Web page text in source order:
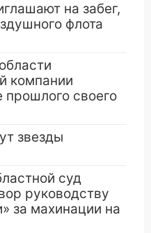
на забег,
флота
компании
прошлого своего
звезды
суд
руководству
за махинации на